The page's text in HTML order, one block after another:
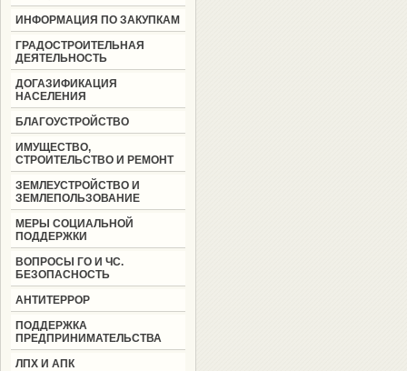
ИНФОРМАЦИЯ ПО ЗАКУПКАМ
ГРАДОСТРОИТЕЛЬНАЯ
ДЕЯТЕЛЬНОСТЬ
ДОГАЗИФИКАЦИЯ
НАСЕЛЕНИЯ
БЛАГОУСТРОЙСТВО
ИМУЩЕСТВО,
СТРОИТЕЛЬСТВО И РЕМОНТ
ЗЕМЛЕУСТРОЙСТВО И
ЗЕМЛЕПОЛЬЗОВАНИЕ
МЕРЫ СОЦИАЛЬНОЙ
ПОДДЕРЖКИ
ВОПРОСЫ ГО И ЧС.
БЕЗОПАСНОСТЬ
АНТИТЕРРОР
ПОДДЕРЖКА
ПРЕДПРИНИМАТЕЛЬСТВА
ЛПХ И АПК